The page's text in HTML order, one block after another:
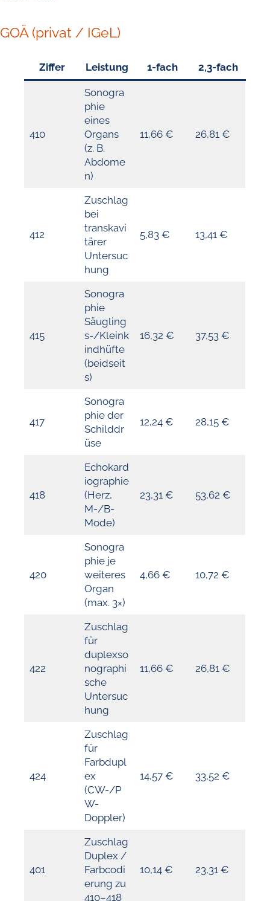
GOÄ (privat / IGeL)
Ziffer Leistung 1-fach 2,3-fach
410
Sonogra
phie
eines
Organs
(z. B.
Abdome
n)
11,66 € 26,81 €
412
Zuschlag
bei
transkavi
tärer
Untersuc
hung
5,83 € 13,41 €
415
Sonogra
phie
Säugling
s-/Kleink
indhüfte
(beidseit
s)
16,32 € 37,53 €
417
Sonogra
phie der
Schilddr
üse
12,24 € 28,15 €
418
Echokard
iographie
(Herz,
M-/B-
Mode)
23,31 € 53,62 €
420
Sonogra
phie je
weiteres
Organ
(max. 3×)
4,66 € 10,72 €
422
Zuschlag
für
duplexso
nographi
sche
Untersuc
hung
11,66 € 26,81 €
424
Zuschlag
für
Farbdupl
ex
(CW-/P
W-
Doppler)
14,57 € 33,52 €
401
Zuschlag
Duplex /
Farbcodi
erung zu
410–418
10,14 € 23,31 €